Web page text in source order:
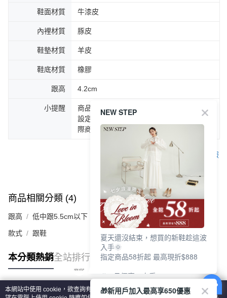
鞋面材質 牛漆皮
內裡材質 豚皮
鞋墊材質 羊皮
鞋底材質 橡膠
跟高 4.2cm
小提醒
商品圖片顏色會因拍攝燈光環境或個人螢幕
設定不同，而造成部份色差現象，顏色以實
際商品為主。
客服
商品相關分類 (4) 查看全部
跟高 低中跟5.5cm以下
款式 跟鞋
本分類熱銷全站排行
本網站中使用 cookie，欲查詢有關本網站使用 cookie 方式之詳情，及若您不希
NEW STEP
夏天還沒結束，想買的新鞋趁這波
入手🌞
指定商品58折起 最高現折$888
🎉 8月優惠一次看
①LINE購物最高10%回饋
②每周限定品現折200
🎁新用戶加入最高享650優惠